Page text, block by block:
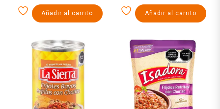
Añadir al carrito Añadir al carrito